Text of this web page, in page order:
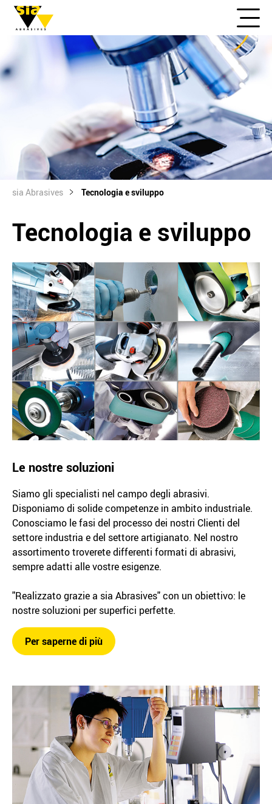
sia Abrasives Tecnologia e sviluppo
Tecnologia e sviluppo
Le nostre soluzioni
Siamo gli specialisti nel campo degli abrasivi.
Disponiamo di solide competenze in ambito industriale.
Conosciamo le fasi del processo dei nostri Clienti del
settore industria e del settore artigianato. Nel nostro
assortimento troverete differenti formati di abrasivi,
sempre adatti alle vostre esigenze.
"Realizzato grazie a sia Abrasives" con un obiettivo: le
nostre soluzioni per superfici perfette.
Per saperne di più